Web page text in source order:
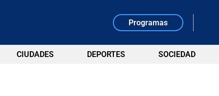
Programas
CIUDADES DEPORTES SOCIEDAD